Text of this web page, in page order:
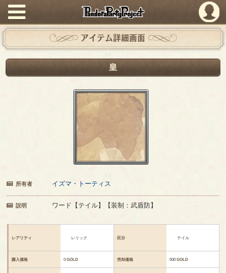
PandoraPartyProject
アイテム詳細画面
皇
所有者 イズマ・トーティス
説明 ワード【テイル】【装制：武盾防】
レアリティ レリック 区分 テイル
購入価格 0GOLD 売却価格 500GOLD